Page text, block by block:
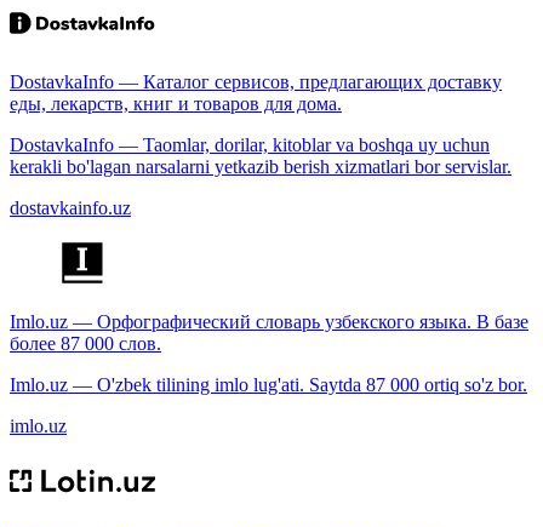
DostavkaInfo — Каталог сервисов, предлагающих доставку
еды, лекарств, книг и товаров для дома.
DostavkaInfo — Taomlar, dorilar, kitoblar va boshqa uy uchun
kerakli bo'lagan narsalarni yetkazib berish xizmatlari bor servislar.
dostavkainfo.uz
Imlo.uz — Орфографический словарь узбекского языка. В базе
более 87 000 слов.
Imlo.uz — O'zbek tilining imlo lug'ati. Saytda 87 000 ortiq so'z bor.
imlo.uz